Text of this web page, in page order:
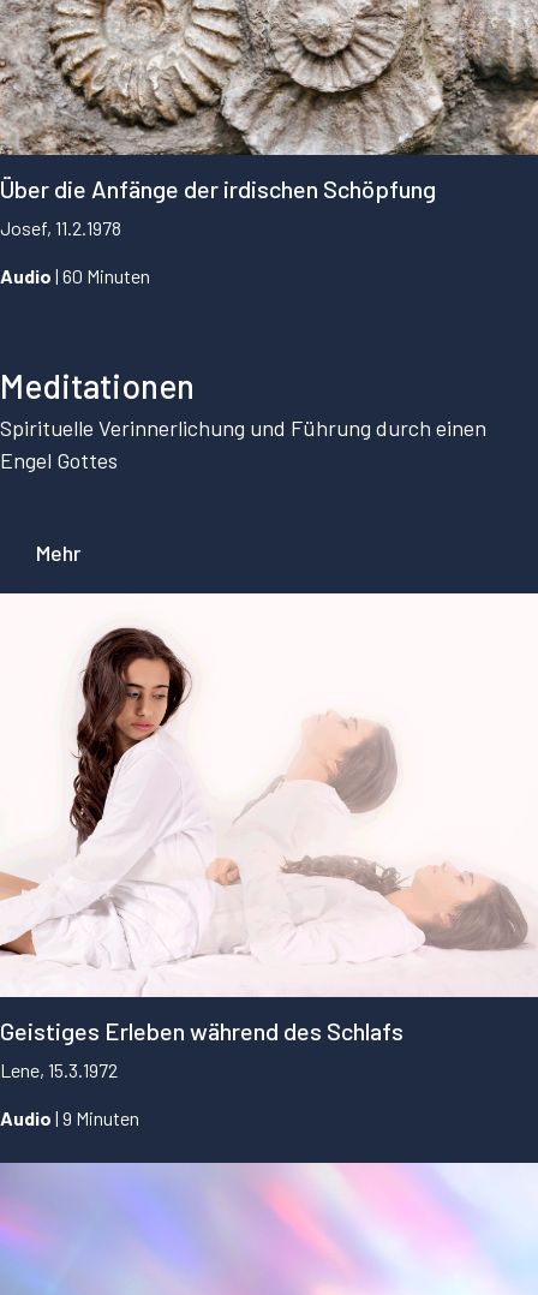
Über die Anfänge der irdischen Schöpfung
Josef, 11.2.1978
Audio | 60 Minuten
Meditationen
Spirituelle Verinnerlichung und Führung durch einen
Engel Gottes
Mehr
Geistiges Erleben während des Schlafs
Lene, 15.3.1972
Audio | 9 Minuten
...